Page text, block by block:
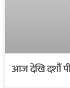
आज देखि दशौंं